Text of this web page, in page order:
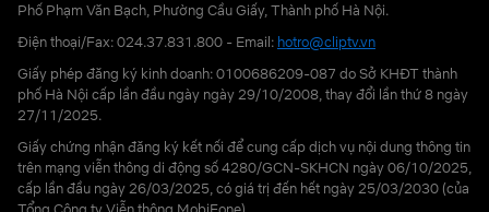
Phố Phạm Văn Bạch, Phường Cầu Giấy, Thành phố Hà Nội.
Điện thoại/Fax: 024.37.831.800 - Email: hotro@cliptv.vn
Giấy phép đăng ký kinh doanh: 0100686209-087 do Sở KHĐT thành
phố Hà Nội cấp lần đầu ngày ngày 29/10/2008, thay đổi lần thứ 8 ngày
27/11/2025.
Giấy chứng nhận đăng ký kết nối để cung cấp dịch vụ nội dung thông tin
trên mạng viễn thông di động số 4280/GCN-SKHCN ngày 06/10/2025,
cấp lần đầu ngày 26/03/2025, có giá trị đến hết ngày 25/03/2030 (của